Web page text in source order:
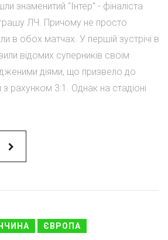
знаменитий "Інтер" - фіналіста
ЛЧ. Причому не просто
в обох матчах. У першій зустрічі в
відомих суперників своїм
діями, що призвело до
рахунком 3:1. Однак на стадіоні
ЄВРОПА